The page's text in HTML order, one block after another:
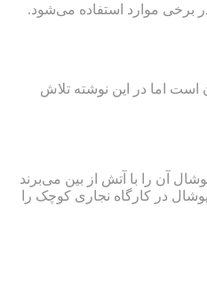
برخی موارد استفاده می‌شود.
است اما در این نوشته تلاش
آن را با آتش از بین می‌برند
کار از فروش پوشال در کارگاه نجاری کوچک را